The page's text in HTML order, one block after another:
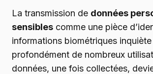
La transmission de données
sensibles comme une pièce
informations biométriques inquiète
profondément de nombreux
données, une fois collectées,